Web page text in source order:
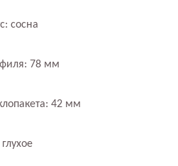
сосна
78 мм
42 мм